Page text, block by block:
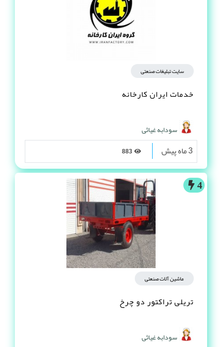
سایت تبلیغات صنعتی
خدمات ایران کارخانه
سودابه غیاثی
3 ماه پیش
4
ماشین آلات صنعتی
تریلی تراکتور دو چرخ
سودابه غیاثی